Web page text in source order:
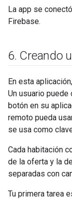
La app se
Firebase.
6. Creando
En esta
Un usuario puede
botón en su
remoto pueda
se usa como
Cada habitación
de la oferta y la
separadas con
Tu primera tarea